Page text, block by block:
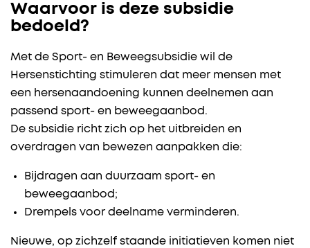
Waarvoor is deze subsidie
bedoeld?
Met de Sport- en Beweegsubsidie wil de
Hersenstichting stimuleren dat meer mensen met
een hersenaandoening kunnen deelnemen aan
passend sport- en beweegaanbod.
De subsidie richt zich op het uitbreiden en
overdragen van bewezen aanpakken die:
Bijdragen aan duurzaam sport- en
beweegaanbod;
Drempels voor deelname verminderen.
Nieuwe, op zichzelf staande initiatieven komen niet